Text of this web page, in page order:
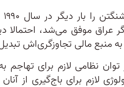
عراق موفق می‌شد، احتمالا
به منبع مالی تجاوزگری‌اش
نظامی لازم برای تهاجم
لازم برای باج‌گیری از آنان